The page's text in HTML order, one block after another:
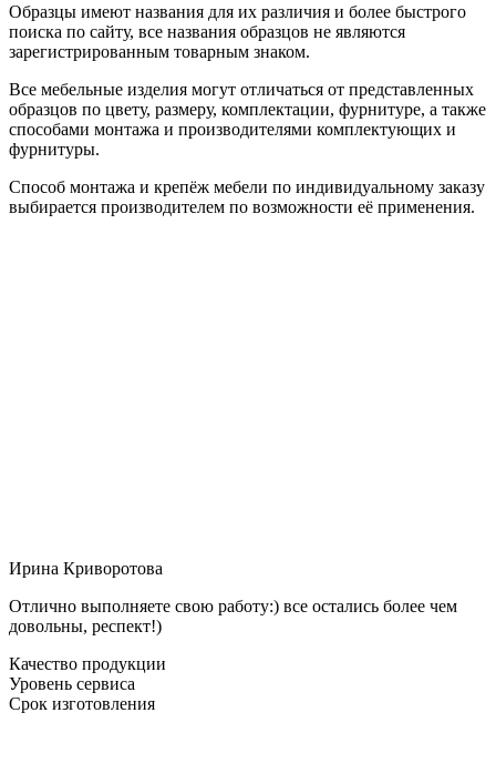
Образцы имеют названия для их различия и более быстрого
поиска по сайту, все названия образцов не являются
зарегистрированным товарным знаком.
Все мебельные изделия могут отличаться от представленных
образцов по цвету, размеру, комплектации, фурнитуре, а также
способами монтажа и производителями комплектующих и
фурнитуры.
Способ монтажа и крепёж мебели по индивидуальному заказу
выбирается производителем по возможности её применения.
Ирина Криворотова
Отлично выполняете свою работу:) все остались более чем
довольны, респект!)
Качество продукции
Уровень сервиса
Срок изготовления